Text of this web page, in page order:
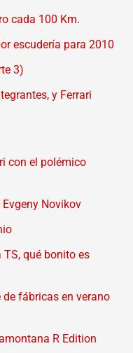
cada 100 Km.
escudería para 2010
3)
y Ferrari
con el polémico
Novikov
qué bonito es
de fábricas en verano
R Edition